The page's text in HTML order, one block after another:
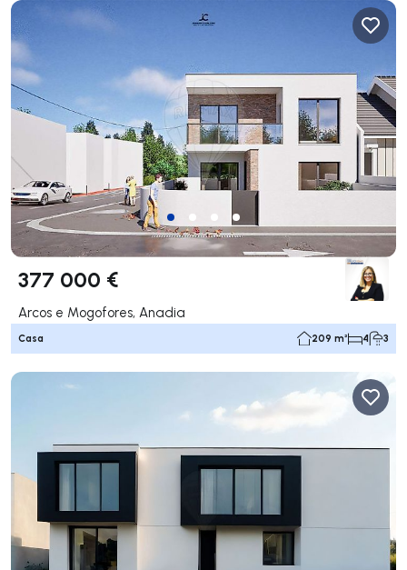
377 000 €
Arcos e Mogofores, Anadia
Casa 209 m² 4 3